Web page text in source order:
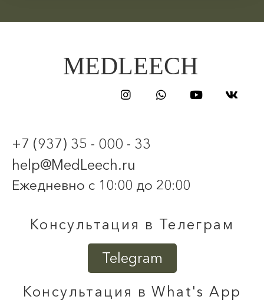
MEDLEECH
+7 (937) 35 - 000 - 33
help@MedLeech.ru
Ежедневно с 10:00 до 20:00
Консультация в Телеграм
Telegram
Консультация в What's App